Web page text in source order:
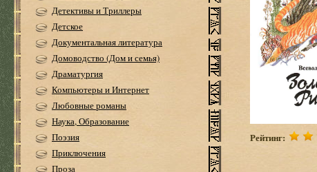
Детективы и Триллеры
Детское
Документальная литература
Домоводство (Дом и семья)
Драматургия
Компьютеры и Интернет
Любовные романы
Наука, Образование
Поэзия
Приключения
Проза
Рейтинг: